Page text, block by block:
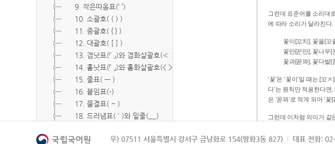
9. 작은따옴표(‘ ’)
10. 소괄호( ( ) )
11. 중괄호( { } )
12. 대괄호( [ ] )
13. 겹낫표(『 』)와 겹화살괄호(≪ ≫)
14. 홑낫표(「 」)와 홑화살괄호(< >)
15. 줄표( ― )
16. 붙임표(-)
17. 물결표( ~ )
18. 드러냄표( ˙ )와 밑줄(__)
20. 빠짐표( □ )
그런데 표준어를 소리대
에 따라 소리가 달라진다.
꽃이[꼬치], 꽃을[꼬
꽃만[꼰만], 꽃나무[
꽃과[꼳꽈], 꽃다발[
‘꽃’은 ‘꽃이’일 때는 [꼬
다’는 원칙만 적용한다면, [꼬치]로 소리 나는 말은 ‘
은 ‘꼳꽈’로 적게 되어 ‘
그런데 이처럼 의미가 같
되게 적는 것이 의미를
우) 07511 서울특별시 강서구 금낭화로 154(방화3동 827) 대표 전화: